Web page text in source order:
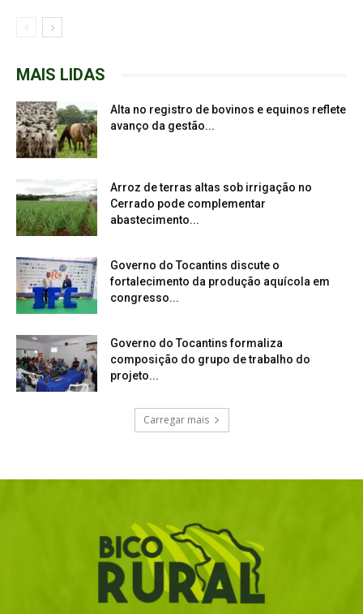
MAIS LIDAS
Alta no registro de bovinos e equinos reflete
avanço da gestão...
Arroz de terras altas sob irrigação no
Cerrado pode complementar
abastecimento...
Governo do Tocantins discute o
fortalecimento da produção aquícola em
congresso...
Governo do Tocantins formaliza
composição do grupo de trabalho do
projeto...
Carregar mais